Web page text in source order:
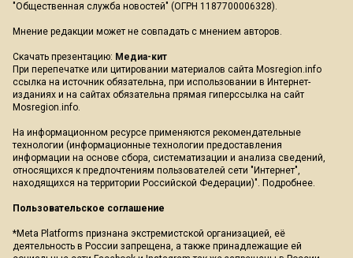
"Общественная служба новостей" (ОГРН 1187700006328).
Мнение редакции может не совпадать с мнением авторов.
Скачать презентацию: Медиа-кит
При перепечатке или цитировании материалов сайта Mosregion.info
ссылка на источник обязательна, при использовании в Интернет-
изданиях и на сайтах обязательна прямая гиперссылка на сайт
Mosregion.info.
На информационном ресурсе применяются рекомендательные
технологии (информационные технологии предоставления
информации на основе сбора, систематизации и анализа сведений,
относящихся к предпочтениям пользователей сети "Интернет",
находящихся на территории Российской Федерации)". Подробнее.
Пользовательское соглашение
*Meta Platforms признана экстремистской организацией, её
деятельность в России запрещена, а также принадлежащие ей